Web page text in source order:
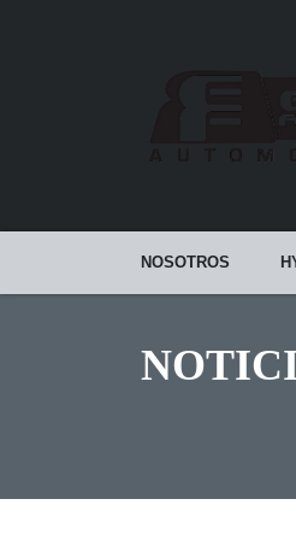
NOSOTROS